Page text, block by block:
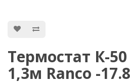
Термостат К-50
1,3м Ranco -